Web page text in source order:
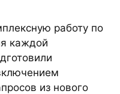
работу по
каждой
из нового